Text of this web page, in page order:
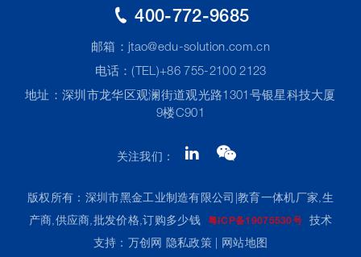
400-772-9685
邮箱： jtao@edu-solution.com.cn
电话：(TEL)+86 755-2100 2123
地址：深圳市龙华区观澜街道观光路1301号银星科技大厦
9楼C901
关注我们：
版权所有：深圳市黑金工业制造有限公司|教育一体机厂家,生
产商,供应商,批发价格,订购多少钱
粤ICP备19075530号
技术
支持：万创网
隐私政策 网站地图